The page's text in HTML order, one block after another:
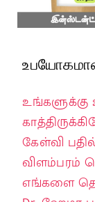
கேள்வி
விளம்பரம்
எங்களை